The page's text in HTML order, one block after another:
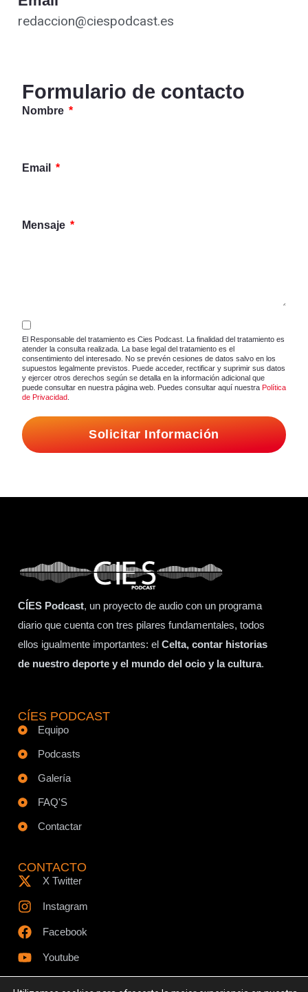
redaccion@ciespodcast.es
Formulario de contacto
Nombre
Email
Mensaje
El Responsable del tratamiento es Cies Podcast. La finalidad del tratamiento es
atender la consulta realizada. La base legal del tratamiento es el
consentimiento del interesado. No se prevén cesiones de datos salvo en los
supuestos legalmente previstos. Puede acceder, rectificar y suprimir sus datos
y ejercer otros derechos según se detalla en la información adicional que
puede consultar en nuestra página web. Puedes consultar aquí nuestra Política
de Privacidad
Solicitar Información
CÍES Podcast, un proyecto de audio con un programa
diario que cuenta con tres pilares fundamentales, todos
ellos igualmente importantes: el Celta, contar historias
de nuestro deporte y el mundo del ocio y la cultura.
CÍES PODCAST
Equipo
Podcasts
Galería
FAQ'S
Contactar
CONTACTO
X Twitter
Instagram
Facebook
Youtube